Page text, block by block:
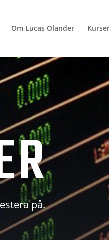
Om Lucas Olander Kurser
på.